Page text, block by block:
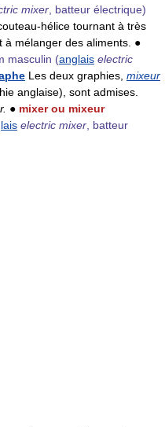
mixer , batteur électrique)
hélice tournant à très
à mélanger des aliments. ●
masculin (anglais electric
Les deux graphies, mixeur
anglaise), sont admises.
● mixer ou mixeur
electric mixer , batteur